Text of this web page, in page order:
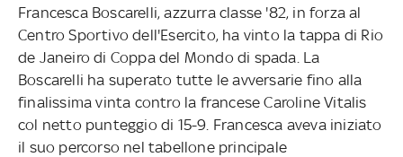
Francesca Boscarelli, azzurra classe '82, in forza al
Centro Sportivo dell'Esercito, ha vinto la tappa di Rio
de Janeiro di Coppa del Mondo di spada. La
Boscarelli ha superato tutte le avversarie fino alla
finalissima vinta contro la francese Caroline Vitalis
col netto punteggio di 15-9. Francesca aveva iniziato
il suo percorso nel tabellone principale